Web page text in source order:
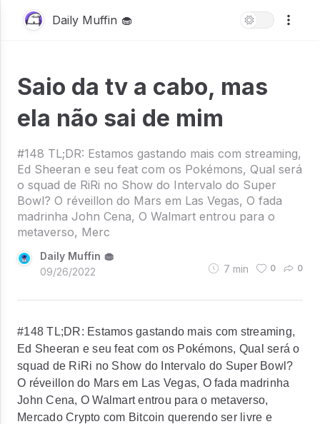
Daily Muffin 🧁
Saio da tv a cabo, mas
ela não sai de mim
#148 TL;DR: Estamos gastando mais com streaming,
Ed Sheeran e seu feat com os Pokémons, Qual será
o squad de RiRi no Show do Intervalo do Super
Bowl? O réveillon do Mars em Las Vegas, O fada
madrinha John Cena, O Walmart entrou para o
metaverso, Merc
Daily Muffin 🧁
09/26/2022
7 min 0 0
#148 TL;DR: Estamos gastando mais com streaming,
Ed Sheeran e seu feat com os Pokémons, Qual será o
squad de RiRi no Show do Intervalo do Super Bowl?
O réveillon do Mars em Las Vegas, O fada madrinha
John Cena, O Walmart entrou para o metaverso,
Mercado Crypto com Bitcoin querendo ser livre e